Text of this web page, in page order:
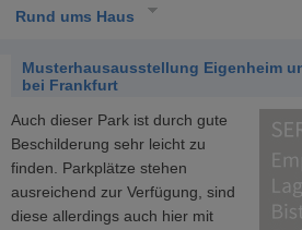
Rund ums Haus
Musterhausausstellung Eigenheim
bei Frankfurt
Auch dieser Park ist durch gute
Beschilderung sehr leicht zu
finden. Parkplätze stehen
ausreichend zur Verfügung, sind
diese allerdings auch hier mit